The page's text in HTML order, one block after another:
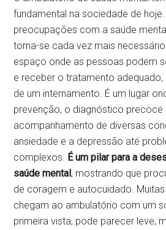
fundamental na sociedade de
preocupações com a saúde
torna-se cada vez mais
espaço onde as pessoas podem
e receber o tratamento
de um internamento. É um lugar
prevenção, o diagnóstico precoce
acompanhamento de diversas
ansiedade e a depressão até
complexos. É um pilar para a
saúde mental, mostrando que
de coragem e autocuidado.
chegam ao ambulatório com um
primeira vista, pode parecer leve,